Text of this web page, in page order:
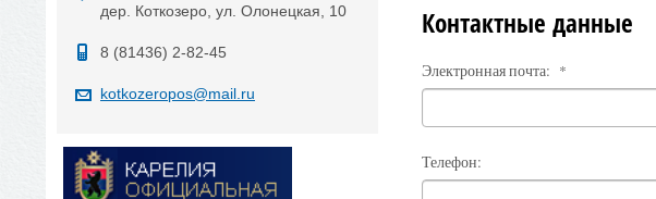
дер. Коткозеро, ул. Олонецкая, 10
8 (81436) 2-82-45
kotkozeropos@mail.ru
Контактные данные
Электронная почта: *
Телефон: